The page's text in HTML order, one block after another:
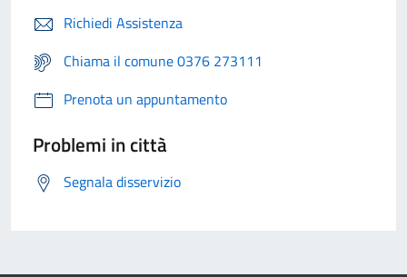
Richiedi Assistenza
Chiama il comune 0376 273111
Prenota un appuntamento
Problemi in città
Segnala disservizio